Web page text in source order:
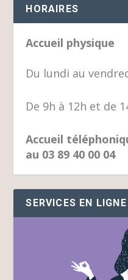
HORAIRES
Accueil physique
Du lundi au
De 9h à 12h et de
Accueil
au 03 89 40 00 04
SERVICES EN LIGNE